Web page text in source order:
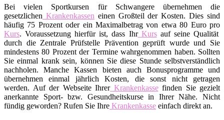
Bei vielen Sportkursen für Schwangere übernehmen die
gesetzlichen Krankenkassen einen Großteil der Kosten. Dies sind
häufig 75 Prozent oder ein Maximalbetrag von etwa 80 Euro pro
Kurs. Voraussetzung hierfür ist, dass IhrKursauf seine Qualität
durch die Zentrale Prüfstelle Prävention geprüft wurde und Sie
mindestens 80 Prozent der Termine wahrgenommen haben. Sollten
Sie einmal krank sein, können Sie diese Stunde selbstverständlich
nachholen. Manche Kassen bieten auch Bonusprogramme und
übernehmen einmal jährlich Kosten, die sonst nicht getragen
werden. Auf der Webseite IhrerKrankenkassefinden Sie gezielt
anerkannte Sport- bzw. Gesundheitskurse in Ihrer Nähe. Nicht
fündig geworden? Rufen Sie Ihre Krankenkasse einfach direkt an.